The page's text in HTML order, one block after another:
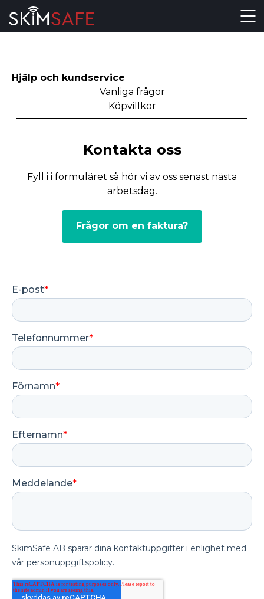
Skip to content
Hjälp och kundservice
Vanliga frågor
Köpvillkor
Kontakta oss
Fyll i i formuläret så hör vi av oss senast nästa
arbetsdag.
Frågor om en faktura?